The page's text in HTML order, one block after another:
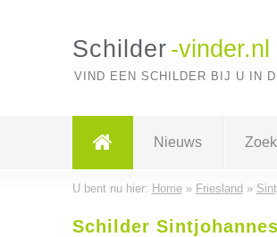
Schilder -vinder.nl
VIND EEN SCHILDER BIJ U IN
Nieuws
U bent nu hier: Home» Friesland »
Schilder